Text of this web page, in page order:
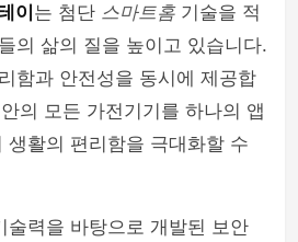
이 는 첨단 스마트홈기술을 적
의 삶의 질을 높이고 있습니다.
함과 안전성을 동시에 제공합
의 모든 가전기기를 하나의 앱
생활의 편리함을 극대화할 수
술력을 바탕으로 개발된 보안